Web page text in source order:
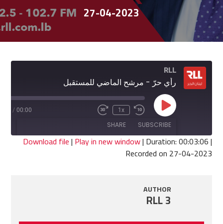
27-04-2023
RLL
رأي حرّ - مرشح الماضي للمستقبل
Play
Episode
Rewind
10
Seconds
1x
Fast
seconds
00:00
/
SUBSCRIBE
SHARE
SHARE
Download file| Play in new window| Duration: 00:03:06|
Recorded on 27-04-2023
AUTHOR
RLL 3